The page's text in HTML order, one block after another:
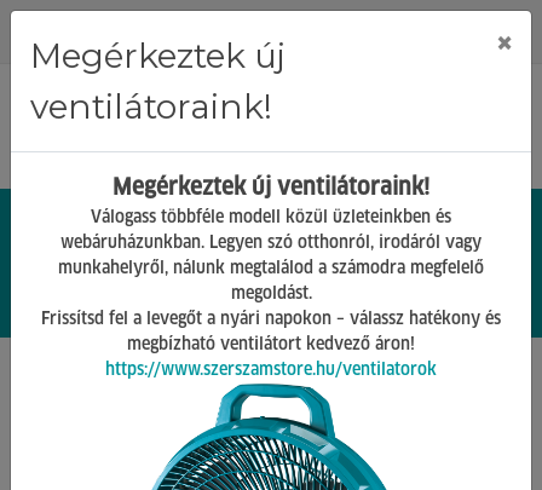
0 0.
Egyéb termékek
Kandalló kiegészítők
Megérkeztek új
ventilátoraink!
×
Megérkeztek új ventilátoraink!
Válogass többféle modell közül üzleteinkben és
webáruházunkban. Legyen szó otthonról, irodáról vagy
munkahelyről, nálunk megtalálod a számodra megfelelő
megoldást.
Frissítsd fel a levegőt a nyári napokon – válassz hatékony és
megbízható ventilátort kedvező áron!
https://www.szerszamstore.hu/ventilatorok